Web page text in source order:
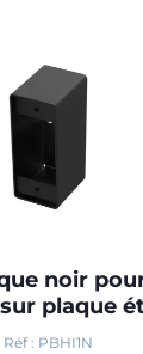
noir
plaque
Réf : PBHI1N